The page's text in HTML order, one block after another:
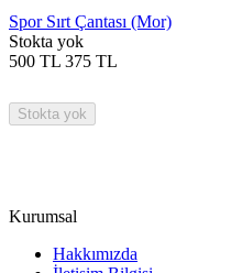
Spor Sırt Çantası (Mor)
Stokta yok
500 TL 375 TL
Stokta yok
Kurumsal
Hakkımızda